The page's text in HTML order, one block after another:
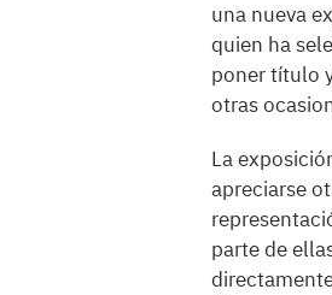
una nueva
quien ha
poner título
otras
La
apreciarse
parte de